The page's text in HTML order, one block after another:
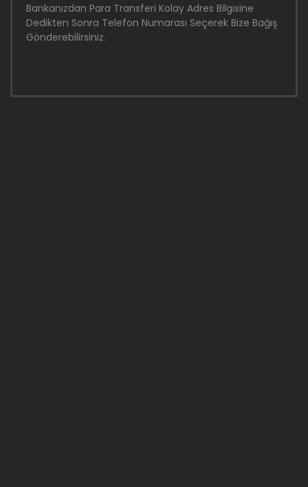
Bankanızdan Para Transferi Kolay Adres Bilgisine
Dedikten Sonra Telefon Numarası Seçerek Bize Bağış
Gönderebilirsiniz.